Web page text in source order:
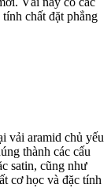
chất đặt phẳng
vải aramid chủ yếu
thành các cấu
satin, cũng như
cơ học và đặc tính